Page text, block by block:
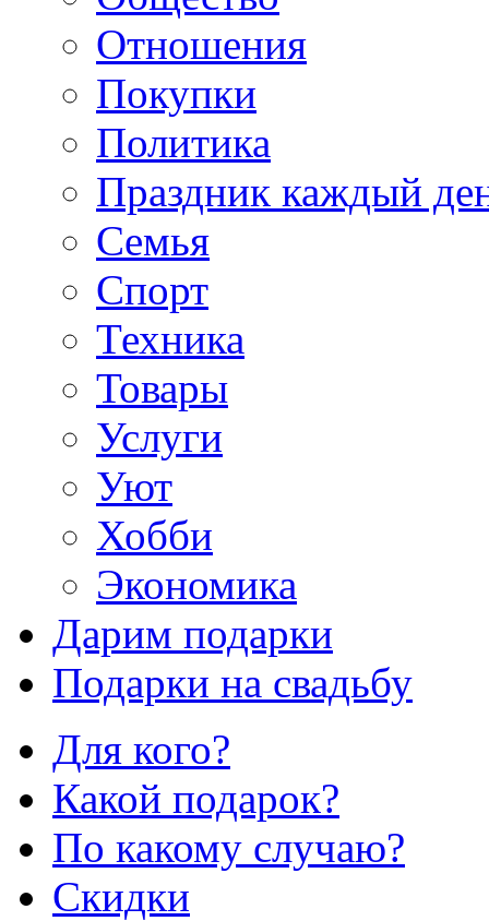
Отношения
Покупки
Политика
Праздник каждый
Семья
Спорт
Техника
Товары
Услуги
Уют
Хобби
Экономика
Дарим подарки
Подарки на свадьбу
Для кого?
Какой подарок?
По какому случаю?
Скидки